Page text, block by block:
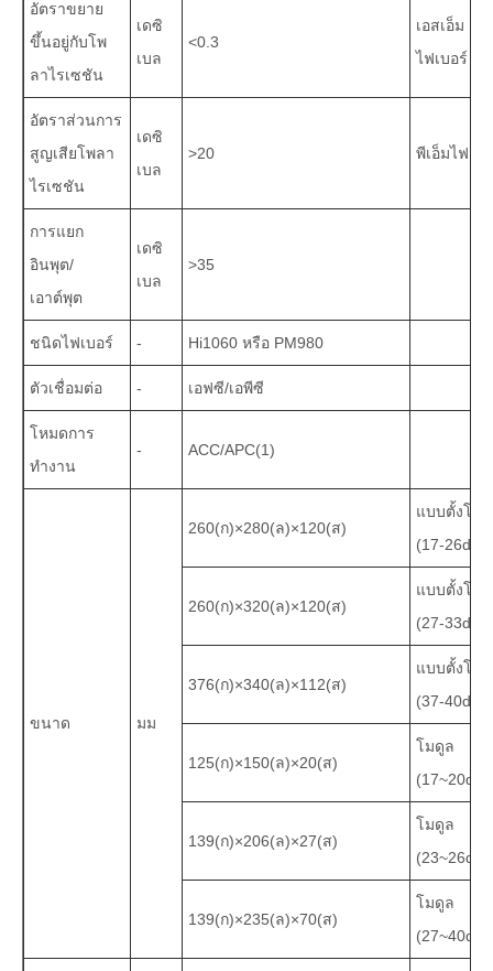
อัตราขยาย
ขึ้นอยู่กับโพ
ลาไรเซชัน
เดซิ
เบล
<0.3
เอสเอ็ม
ไฟเบอร์
อัตราส่วนการ
สูญเสียโพลา
ไรเซชัน
เดซิ
เบล
>20 พีเอ็มไฟเบ
การแยก
อินพุต/
เอาต์พุต
เดซิ
เบล
>35
ชนิดไฟเบอร์ - Hi1060 หรือ PM980
ตัวเชื่อมต่อ - เอฟซี/เอพีซี
โหมดการ
ทำงาน
- ACC/APC(1)
ขนาด มม
260(ก)×280(ล)×120(ส)
แบบตั้งโต๊ะ
(17-
260(ก)×320(ล)×120(ส)
แบบตั้งโต๊ะ
(27-
376(ก)×340(ล)×112(ส)
แบบตั้งโต๊ะ
(37-
125(ก)×150(ล)×20(ส)
โมดูล
139(ก)×206(ล)×27(ส)
โมดูล
139(ก)×235(ล)×70(ส)
โมดูล